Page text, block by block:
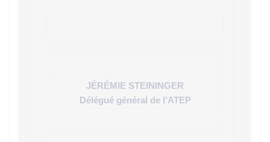
JÉRÉMIE STEININGER
Délégué général de l’ATEP